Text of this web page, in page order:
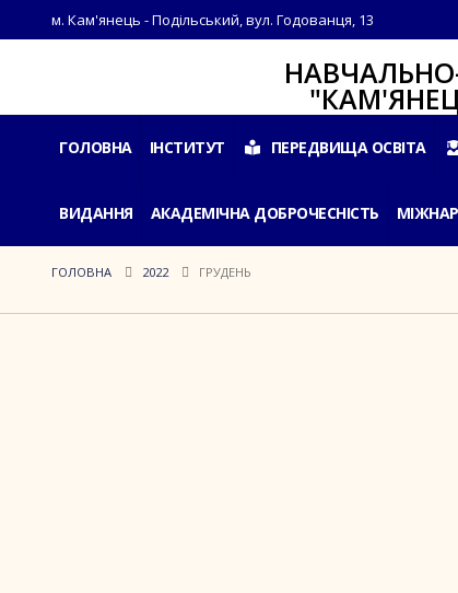
м. Кам'янець - Подільський, вул. Годованця, 13
НАВЧАЛЬНО-
"КАМ'ЯНЕЦЬ-
ГОЛОВНА ІНСТИТУТ ПЕРЕДВИЩА ОСВІТА
ВИДАННЯ АКАДЕМІЧНА ДОБРОЧЕСНІСТЬ
ГОЛОВНА 2022 ГРУДЕНЬ